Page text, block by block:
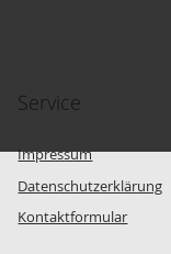
Service
Impressum
Datenschutzerklärung
Kontaktformular